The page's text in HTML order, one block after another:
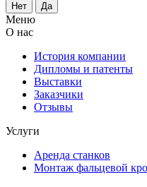
Нет Да
Меню
О нас
История компании
Дипломы и патенты
Выставки
Заказчики
Отзывы
Услуги
Аренда станков
Монтаж фальцевой